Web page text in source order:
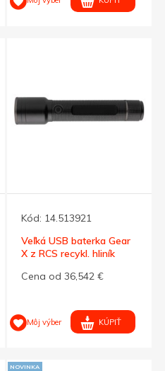
Kód: 14.513921
Veľká USB baterka Gear
X z RCS recykl. hliník
Cena od 36,542 €
Môj výber KÚPIŤ
NOVINKA